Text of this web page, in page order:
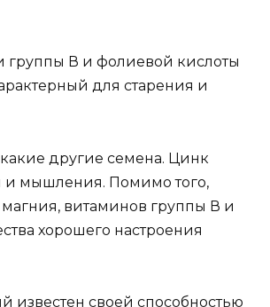
группы В и фолиевой кислоты
для старения и
другие семена. Цинк
мышления. Помимо того,
витаминов группы В и
хорошего настроения
известен своей способностью